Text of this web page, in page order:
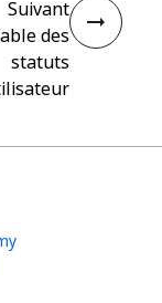
Suivant
des
statuts